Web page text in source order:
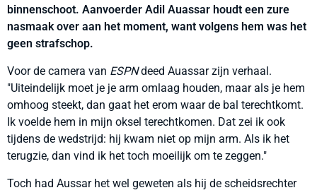
binnenschoot. Aanvoerder Adil Auassar houdt een zure
nasmaak over aan het moment, want volgens hem was het
geen strafschop.
Voor de camera van ESPNdeed Auassar zijn verhaal.
"Uiteindelijk moet je je arm omlaag houden, maar als je hem
omhoog steekt, dan gaat het erom waar de bal terechtkomt.
Ik voelde hem in mijn oksel terechtkomen. Dat zei ik ook
tijdens de wedstrijd: hij kwam niet op mijn arm. Als ik het
terugzie, dan vind ik het toch moeilijk om te zeggen."
Toch had Aussar het wel geweten als hij de scheidsrechter